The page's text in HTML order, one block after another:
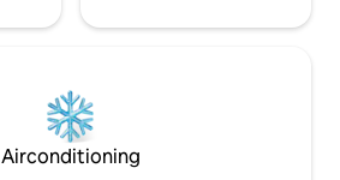
Airconditioning